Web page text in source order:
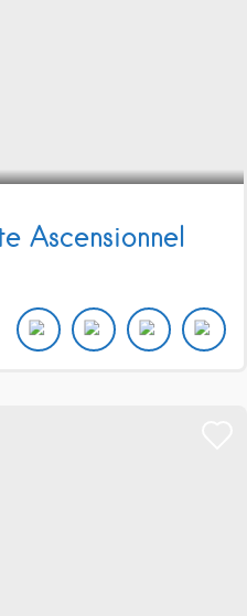
Ascensionnel